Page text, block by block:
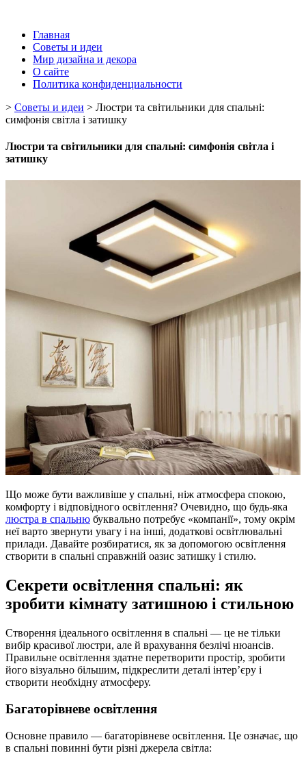
Главная
Советы и идеи
Мир дизайна и декора
О сайте
Политика конфиденциальности
> Советы и идеи > Люстри та світильники для спальні:
симфонія світла і затишку
Люстри та світильники для спальні: симфонія світла і
затишку
Що може бути важливіше у спальні, ніж атмосфера спокою,
комфорту і відповідного освітлення? Очевидно, що будь-яка
люстра в спальню буквально потребує «компанії», тому окрім
неї варто звернути увагу і на інші, додаткові освітлювальні
прилади. Давайте розбиратися, як за допомогою освітлення
створити в спальні справжній оазис затишку і стилю.
Секрети освітлення спальні: як
зробити кімнату затишною і стильною
Створення ідеального освітлення в спальні — це не тільки
вибір красивої люстри, але й врахування безлічі нюансів.
Правильне освітлення здатне перетворити простір, зробити
його візуально більшим, підкреслити деталі інтер’єру і
створити необхідну атмосферу.
Багаторівневе освітлення
Основне правило — багаторівневе освітлення. Це означає, що
в спальні повинні бути різні джерела світла: